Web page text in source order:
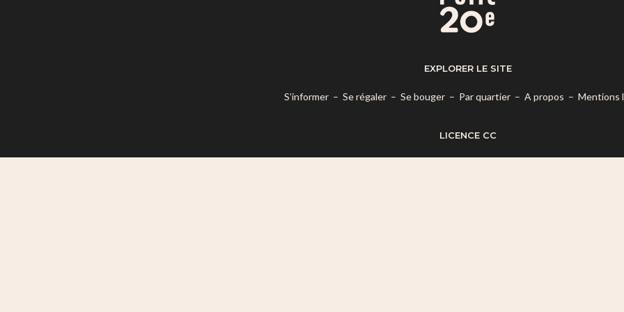
EXPLORER LE SITE
S’informer– Se régaler– Se bouger– Par quartier– A propos – Mentions
LICENCE CC